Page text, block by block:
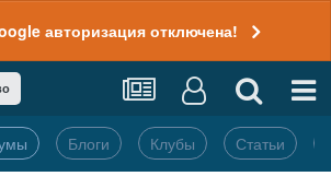
авторизация отключена!
Блоги Клубы Статьи